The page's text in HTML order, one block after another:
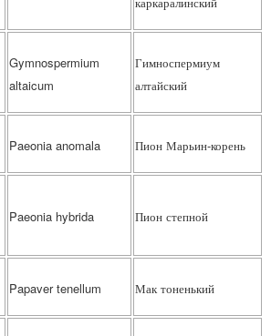
Gymnospermium
altaicum
Гимноспермиум
алтайский
Paeonia anomala Пион Марьин-корень
Paeonia hybrida Пион степной
Papaver tenellum Мак тоненький